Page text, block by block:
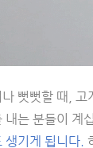
뻣뻣할 때, 고
내는 분들이 계
생기게 됩니다.